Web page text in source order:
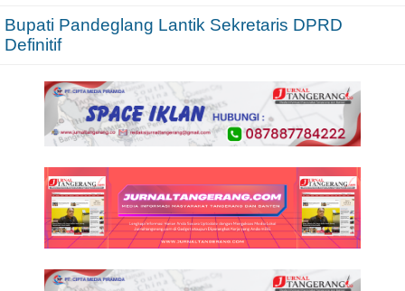
Bupati Pandeglang Lantik Sekretaris DPRD
Definitif